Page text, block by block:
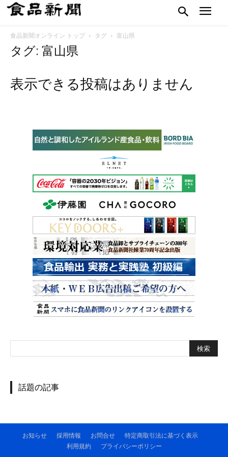
食品新聞オンライン トップ タグ 富山県
タグ: 富山県
表示できる投稿はありません
話題の記事
お知らせ 採用情報 お問合せ
特定商取引法に基づく表示
利用規約
プライバシーポリシー